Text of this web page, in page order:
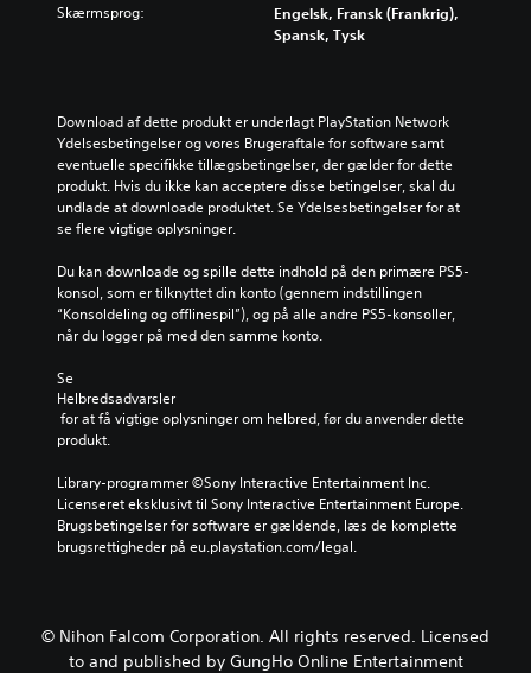
Skærmsprog:
Engelsk, Fransk (Frankrig),
Spansk, Tysk
Download af dette produkt er underlagt PlayStation Network
Ydelsesbetingelser og vores Brugeraftale for software samt
eventuelle specifikke tillægsbetingelser, der gælder for dette
produkt. Hvis du ikke kan acceptere disse betingelser, skal du
undlade at downloade produktet. Se Ydelsesbetingelser for at
se flere vigtige oplysninger.
Du kan downloade og spille dette indhold på den primære PS5-
konsol, som er tilknyttet din konto (gennem indstillingen
“Konsoldeling og offlinespil”), og på alle andre PS5-konsoller,
når du logger på med den samme konto.
Se
Helbredsadvarsler
produkt.
Library-programmer ©Sony Interactive Entertainment Inc.
Licenseret eksklusivt til Sony Interactive Entertainment Europe.
Brugsbetingelser for software er gældende, læs de komplette
brugsrettigheder på eu.playstation.com/legal.
© Nihon Falcom Corporation. All rights reserved. Licensed
to and published by GungHo Online Entertainment